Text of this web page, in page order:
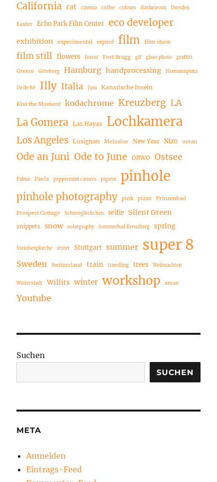
California cat cinema coffee colours darkroom Dresden
Easter Echo Park Film Center eco developer
exhibition experimental expired film film show
film still flowers forest Fort Bragg gif glass photo graffiti
Greece Göteborg Hamburg handprocessing Hermannplatz
Ile de Ré Illy Italia Juni Kanarische Inseln
Kiss the Moment kodachrome Kreuzberg LA
La Gomera Las Hayas Lochkamera
Los Angeles Lusignan Melusine New Year Nizo ocean
Ode an Juni Ode to June ORWO Ostsee
Palme Paola peppermint camera pigeon pinhole
pinhole photography pink pizza Prinzenbad
Prospect Cottage Schneeglöckchen selfie Silent Green
snippets snow solargraphy Sommerbad Kreuzberg spring
Steinbergkirche street Stuttgart summer super 8
Sweden Switzerland train travelling trees Weihnachten
Weiterstadt Willits winter workshop xmas
Youtube
Suchen
SUCHEN
META
Anmelden
Eintrags-Feed